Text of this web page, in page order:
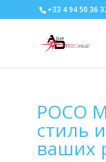
+33 4 94 50 36
POCO
стиль
ваших